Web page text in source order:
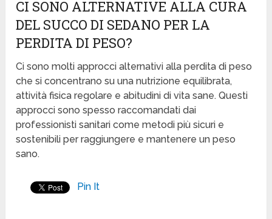
CI SONO ALTERNATIVE ALLA CURA
DEL SUCCO DI SEDANO PER LA
PERDITA DI PESO?
Ci sono molti approcci alternativi alla perdita di peso
che si concentrano su una nutrizione equilibrata,
attività fisica regolare e abitudini di vita sane. Questi
approcci sono spesso raccomandati dai
professionisti sanitari come metodi più sicuri e
sostenibili per raggiungere e mantenere un peso
sano.
Pin It